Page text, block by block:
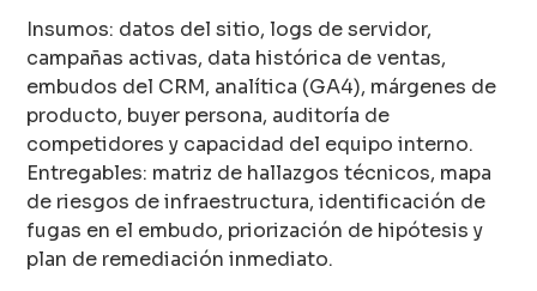
Insumos: datos del sitio, logs de servidor,
campañas activas, data histórica de ventas,
embudos del CRM, analítica (GA4), márgenes de
producto, buyer persona, auditoría de
competidores y capacidad del equipo interno.
Entregables: matriz de hallazgos técnicos, mapa
de riesgos de infraestructura, identificación de
fugas en el embudo, priorización de hipótesis y
plan de remediación inmediato.